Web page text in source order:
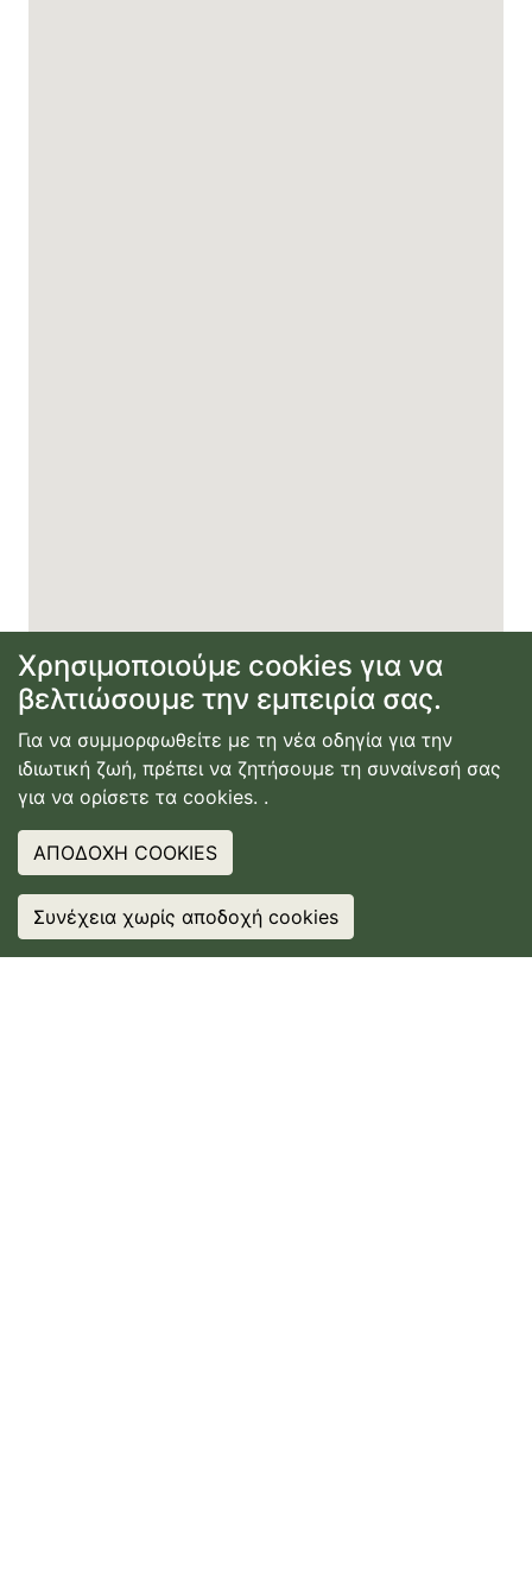
❤IT? SHARE IT
❤IT? SHARE IT
Χρησιμοποιούμε cookies για να
βελτιώσουμε την εμπειρία σας.
Για να συμμορφωθείτε με τη νέα οδηγία για την
ιδιωτική ζωή, πρέπει να ζητήσουμε τη συναίνεσή σας
για να ορίσετε τα cookies. .
ΑΠΟΔΟΧΗ COOKIES
Συνέχεια χωρίς αποδοχή cookies